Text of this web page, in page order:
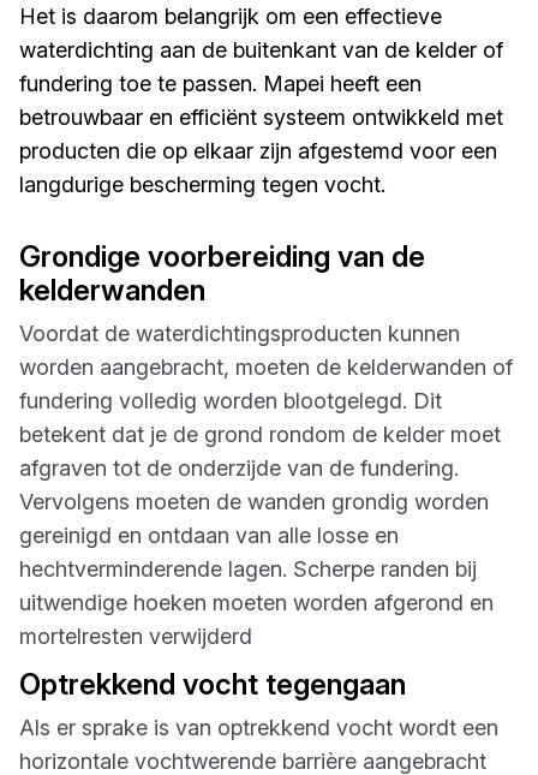
Het is daarom belangrijk om een effectieve
waterdichting aan de buitenkant van de kelder of
fundering toe te passen. Mapei heeft een
betrouwbaar en efficiënt systeem ontwikkeld met
producten die op elkaar zijn afgestemd voor een
langdurige bescherming tegen vocht.
Grondige voorbereiding van de
kelderwanden
Voordat de waterdichtingsproducten kunnen
worden aangebracht, moeten de kelderwanden of
fundering volledig worden blootgelegd. Dit
betekent dat je de grond rondom de kelder moet
afgraven tot de onderzijde van de fundering.
Vervolgens moeten de wanden grondig worden
gereinigd en ontdaan van alle losse en
hechtverminderende lagen. Scherpe randen bij
uitwendige hoeken moeten worden afgerond en
mortelresten verwijderd
Optrekkend vocht tegengaan
Als er sprake is van optrekkend vocht wordt een
horizontale vochtwerende barrière aangebracht